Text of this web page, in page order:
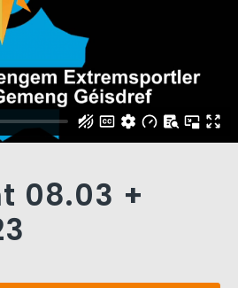
08.03 +